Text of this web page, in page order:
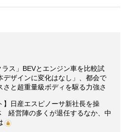
ラス」BEVとエンジン車を比較試
デザインに変化はなし」、都会で
さと超重量級ボディを駆る力強さ
】日産エスピノーサ新社長を操
経営陣の多くが退任するなか、中